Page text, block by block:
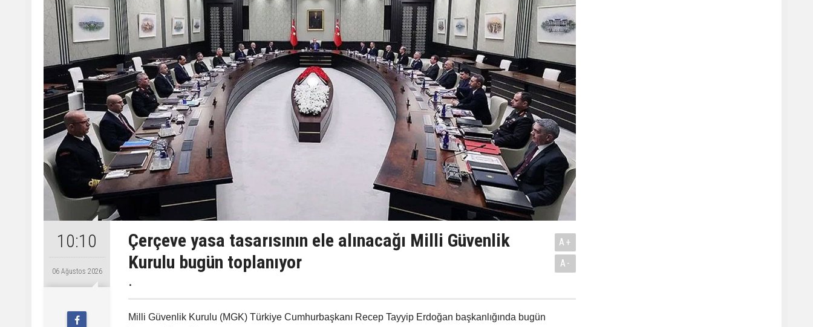
10:10
06 Ağustos 2026
Çerçeve yasa tasarısının ele alınacağı Milli Güvenlik
Kurulu bugün toplanıyor
.
A+
A-
Milli Güvenlik Kurulu (MGK) Türkiye Cumhurbaşkanı Recep Tayyip Erdoğan başkanlığında bugün